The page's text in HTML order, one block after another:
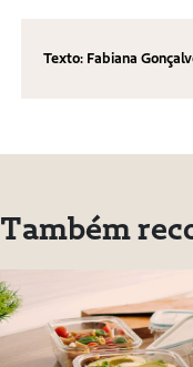
Texto: Fabiana
Também